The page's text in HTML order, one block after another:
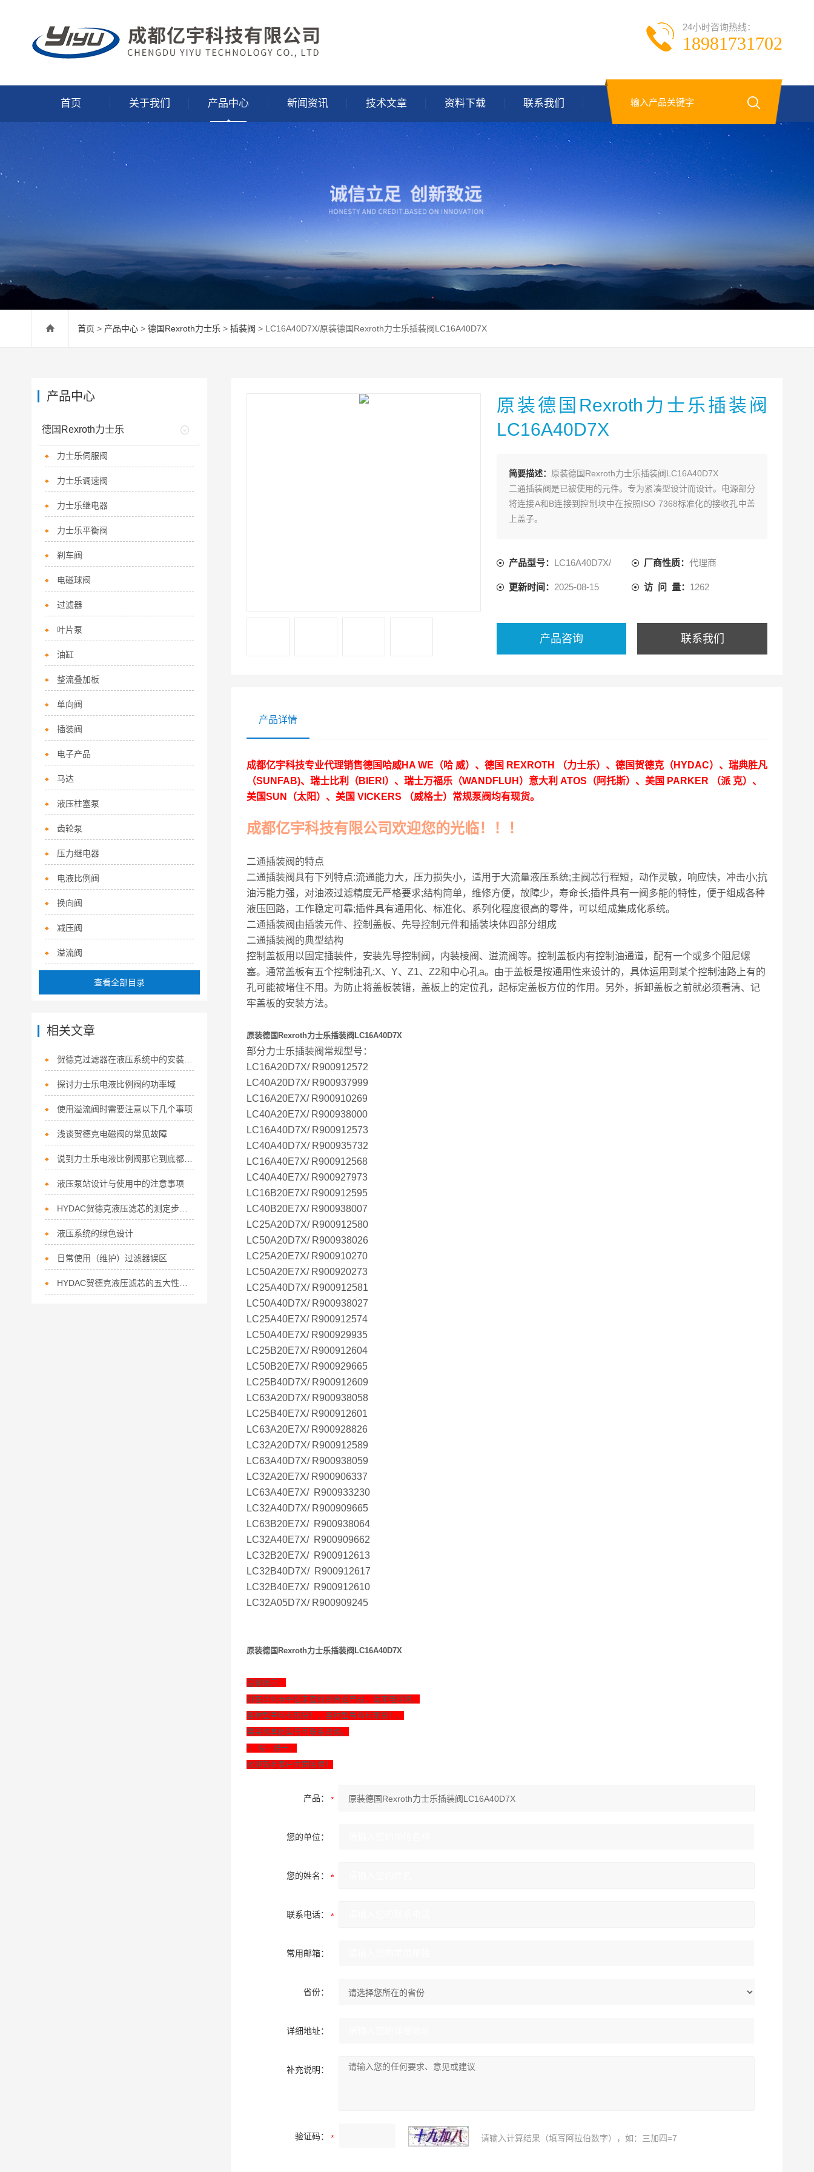
24小时咨询热线：
18981731702
首页 关于我们 产品中心 新闻资讯 技术文章 资料下载 联系我们
首页 > 产品中心 > 德国Rexroth力士乐 > 插装阀 > LC16A40D7X/原装德国Rexroth力士乐插装阀LC16A40D7X
原装德国Rexroth力士乐插装阀
LC16A40D7X
简要描述： 原装德国Rexroth力士乐插装阀LC16A40D7X
二通插装阀是已被使用的元件。专为紧凑型设计而设计。电源部分
将连接A和B连接到控制块中在按照ISO 7368标准化的接收孔中盖
上盖子。
产品型号： LC16A40D7X/ 厂商性质：代理商
更新时间： 2025-08-15 访 问 量： 1262
产品咨询 联系我们
产品详情
成都亿宇科技专业代理销售德国哈威HA WE（哈 威）、德国 REXROTH （力士乐）、德国贺德克（HYDAC）、瑞典胜凡
（SUNFAB)、瑞士比利（BIERI）、瑞士万福乐（WANDFLUH）意大利 ATOS（阿托斯）、美国 PARKER （派 克）、
美国SUN（太阳）、美国 VICKERS （威格士）常规泵阀均有现货。
成都亿宇科技有限公司欢迎您的光临！！！
二通插装阀的特点
二通插装阀具有下列特点:流通能力大，压力损失小，适用于大流量液压系统;主阀芯行程短，动作灵敏，响应快，冲击小;抗
油污能力强，对油液过滤精度无严格要求;结构简单，维修方便，故障少，寿命长;插件具有一阀多能的特性，便于组成各种
液压回路，工作稳定可靠;插件具有通用化、标准化、系列化程度很高的零件，可以组成集成化系统。
二通插装阀由插装元件、控制盖板、先导控制元件和插装块体四部分组成
二通插装阀的典型结构
控制盖板用以固定插装件，安装先导控制阀，内装棱阀、溢流阀等。控制盖板内有控制油通道，配有一个或多个阻尼螺
塞。通常盖板有五个控制油孔:X、Y、Z1、Z2和中心孔a。由于盖板是按通用性来设计的，具体运用到某个控制油路上有的
孔可能被堵住不用。为防止将盖板装错，盖板上的定位孔，起标定盖板方位的作用。另外，拆卸盖板之前就必须看清、记
牢盖板的安装方法。
原装德国Rexroth力士乐插装阀LC16A40D7X
部分力士乐插装阀常规型号：
LC16A20D7X/ R900912572
LC40A20D7X/ R900937999
LC16A20E7X/ R900910269
LC40A20E7X/ R900938000
LC16A40D7X/ R900912573
LC40A40D7X/ R900935732
LC16A40E7X/ R900912568
LC40A40E7X/ R900927973
LC16B20E7X/ R900912595
LC40B20E7X/ R900938007
LC25A20D7X/ R900912580
LC50A20D7X/ R900938026
LC25A20E7X/ R900910270
LC50A20E7X/ R900920273
LC25A40D7X/ R900912581
LC50A40D7X/ R900938027
LC25A40E7X/ R900912574
LC50A40E7X/ R900929935
LC25B20E7X/ R900912604
LC50B20E7X/ R900929665
LC25B40D7X/ R900912609
LC63A20D7X/ R900938058
LC25B40E7X/ R900912601
LC63A20E7X/ R900928826
LC32A20D7X/ R900912589
LC63A40D7X/ R900938059
LC32A20E7X/ R900906337
LC63A40E7X/ R900933230
LC32A40D7X/ R900909665
LC63B20E7X/ R900938064
LC32A40E7X/ R900909662
LC32B20E7X/ R900912613
LC32B40D7X/ R900912617
LC32B40E7X/ R900912610
LC32A05D7X/ R900909245
原装德国Rexroth力士乐插装阀LC16A40D7X
温馨提示：
如在此列表中您未查找到合适产品，请来电详询，
各种型号均有现货！、各种型号均有现货！、
需采购其他型号可联系咨询。
*，假一赔十，
欢迎新老客户共同监督！
产品：
您的单位：
您的姓名：
联系电话：
常用邮箱：
省份：
详细地址：
补充说明：
验证码： 请输入计算结果（填写阿拉伯数字），如：三加四=7
产品中心
德国Rexroth力士乐
力士乐伺服阀
力士乐调速阀
力士乐继电器
力士乐平衡阀
刹车阀
电磁球阀
过滤器
叶片泵
油缸
整流叠加板
单向阀
插装阀
电子产品
马达
液压柱塞泵
齿轮泵
压力继电器
电液比例阀
换向阀
减压阀
溢流阀
查看全部目录
相关文章
贺德克过滤器在液压系统中的安装位置有哪些？
探讨力士乐电液比例阀的功率域
使用溢流阀时需要注意以下几个事项
浅谈贺德克电磁阀的常见故障
说到力士乐电液比例阀那它到底都有哪些优势呢？
液压泵站设计与使用中的注意事项
液压系统的绿色设计
日常使用（维护）过滤器误区